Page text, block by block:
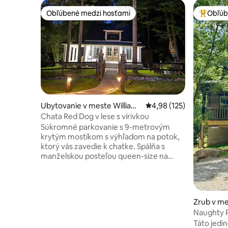
Obľúbené medzi hosťami
Obľúbené medzi hosťami
Ubytovanie v meste Williams
on
Priemerné
4,98 (125)
Chata Red Dog v lese s vírivkou
Súkromné parkovanie s 9-metrovým
krytým mostíkom s výhľadom na potok,
ktorý vás zavedie k chatke. Spálňa s
manželskou posteľou queen-size na
Zrub v
Naughty
NOVÉ
Táto